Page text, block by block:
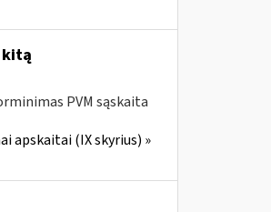
kitą
PVM sąskaita
apskaitai (IX skyrius) »